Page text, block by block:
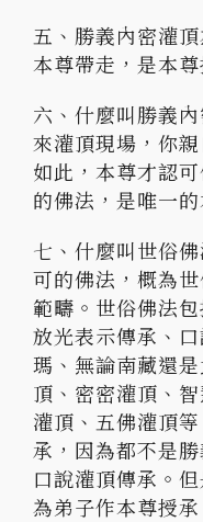
五、勝義內密灌
本尊帶走，是本尊
六、什麼叫勝義
來灌頂現場，你
如此，本尊才認
的佛法，是唯一的
七、什麼叫世俗
可的佛法，概為
範疇。世俗佛法
放光表示傳承、
瑪、無論南藏還
頂、密密灌頂、
灌頂、五佛灌頂
承，因為都不是
口說灌頂傳承。
為弟子作本尊授承